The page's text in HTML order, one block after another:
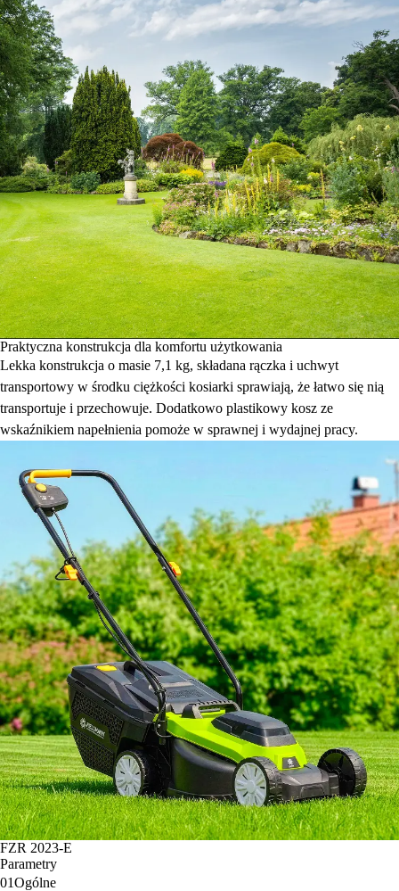
Praktyczna konstrukcja dla komfortu użytkowania
Lekka konstrukcja o masie 7,1 kg, składana rączka i uchwyt
transportowy w środku ciężkości kosiarki sprawiają, że łatwo się nią
transportuje i przechowuje. Dodatkowo plastikowy kosz ze
wskaźnikiem napełnienia pomoże w sprawnej i wydajnej pracy.
FZR 2023-E
Parametry
01Ogólne